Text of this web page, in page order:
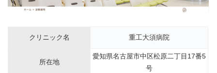
クリニック名 重工大須病院
所在地
愛知県名古屋市中区松原二丁目17番5
号